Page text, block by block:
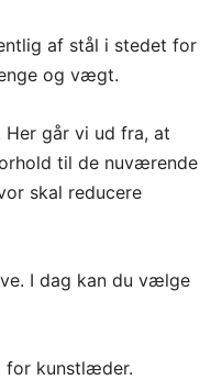
af stål i stedet for
og vægt.
går vi ud fra, at
til de nuværende
skal reducere
I dag kan du vælge
kunstlæder.